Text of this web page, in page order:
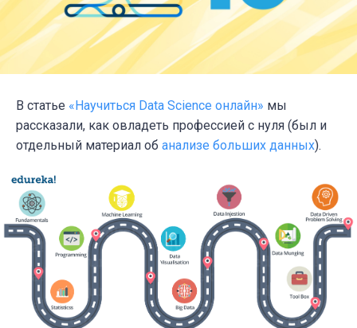
В статье «Научиться Data Science онлайн» мы
рассказали, как овладеть профессией с нуля (был и
отдельный материал об анализе больших данных).